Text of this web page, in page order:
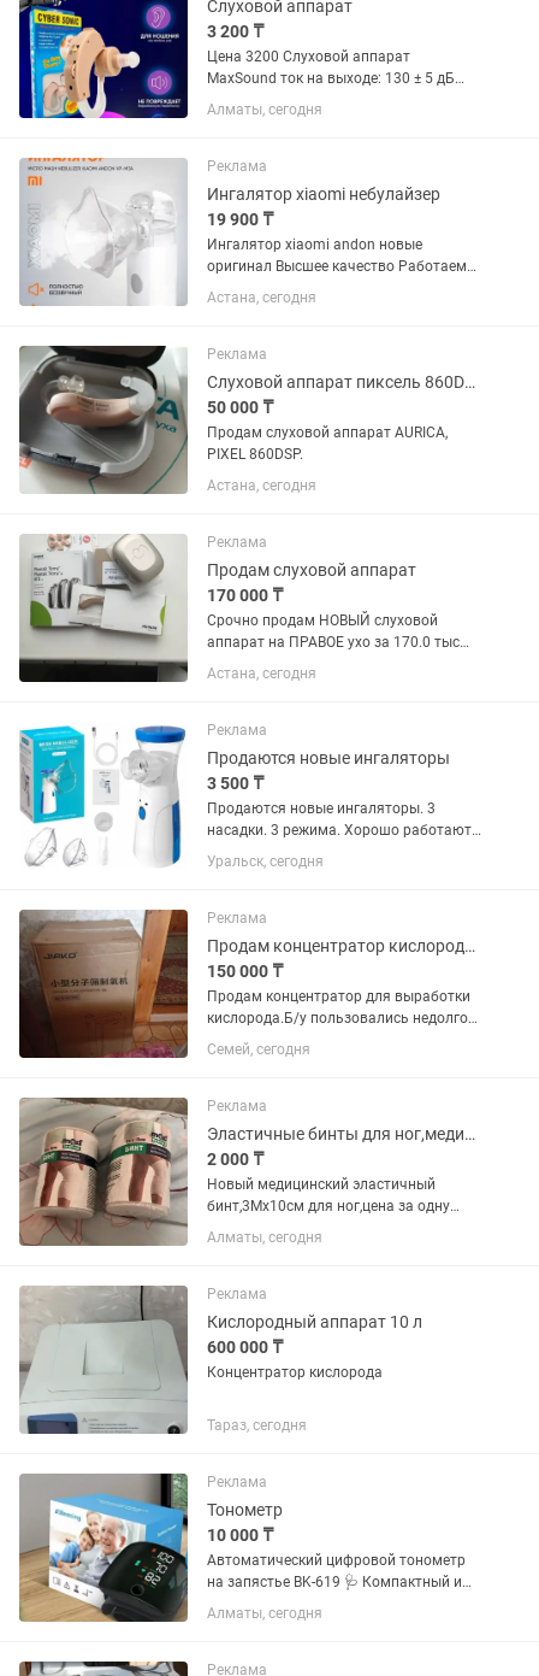
Слуховой аппарат
3 200 ₸
Цена 3200 Слуховой аппарат
MaxSound ток на выходе: 130 ± 5 дБ
MaxSound коэффициент усиления
антенны: 55 ± 5 дБ Искажение
Гц) Диапазон частот: 300-4500 Гц
Входной...
Алматы, сегодня
Реклама
Ингалятор xiaomi небулайзер
19 900 ₸
Ингалятор xiaomi andon новые
оригинал Высшее качество Работаем
до 12 вечера Для всех возрастов
Доставка Гарантия
Астана, сегодня
Реклама
Слуховой аппарат пиксель 860DSP, Aurica
50 000 ₸
Продам слуховой аппарат AURICA,
PIXEL 860DSP.
Астана, сегодня
Реклама
Продам слуховой аппарат
170 000 ₸
Срочно продам НОВЫЙ слуховой
аппарат на ПРАВОЕ ухо за 170.0 тыс
тенге. Своя цена 230.0 тыс. тенге. В
упаковке, коробка не вскрыта. К нему
гарантийный талон от 21.07.26 г.
Астана, сегодня
Реклама
Продаются новые ингаляторы
3 500 ₸
Продаются новые ингаляторы. 3
насадки. 3 режима. Хорошо работают.
Сама пользуюсь. Цена 3500
Уральск, сегодня
Реклама
Продам концентратор кислородный.
150 000 ₸
Продам концентратор для выработки
кислорода.Б/у пользовались недолго
закончили лечение.
Семей, сегодня
Реклама
Эластичные бинты для ног,медицинские бинты для ног 3Мх10см
2 000 ₸
Новый медицинский эластичный
бинт,3Мх10см для ног,цена за одну
2000
Алматы, сегодня
Реклама
Кислородный аппарат 10 л
600 000 ₸
Концентратор кислорода
Тараз, сегодня
Реклама
Тонометр
10 000 ₸
Автоматический цифровой тонометр
на запястье BK-619 🩺 Компактный и
удобный автоматический тонометр BK-
619 предназначен для быстрого и
давления и пульса в домашних...
Алматы, сегодня
Реклама